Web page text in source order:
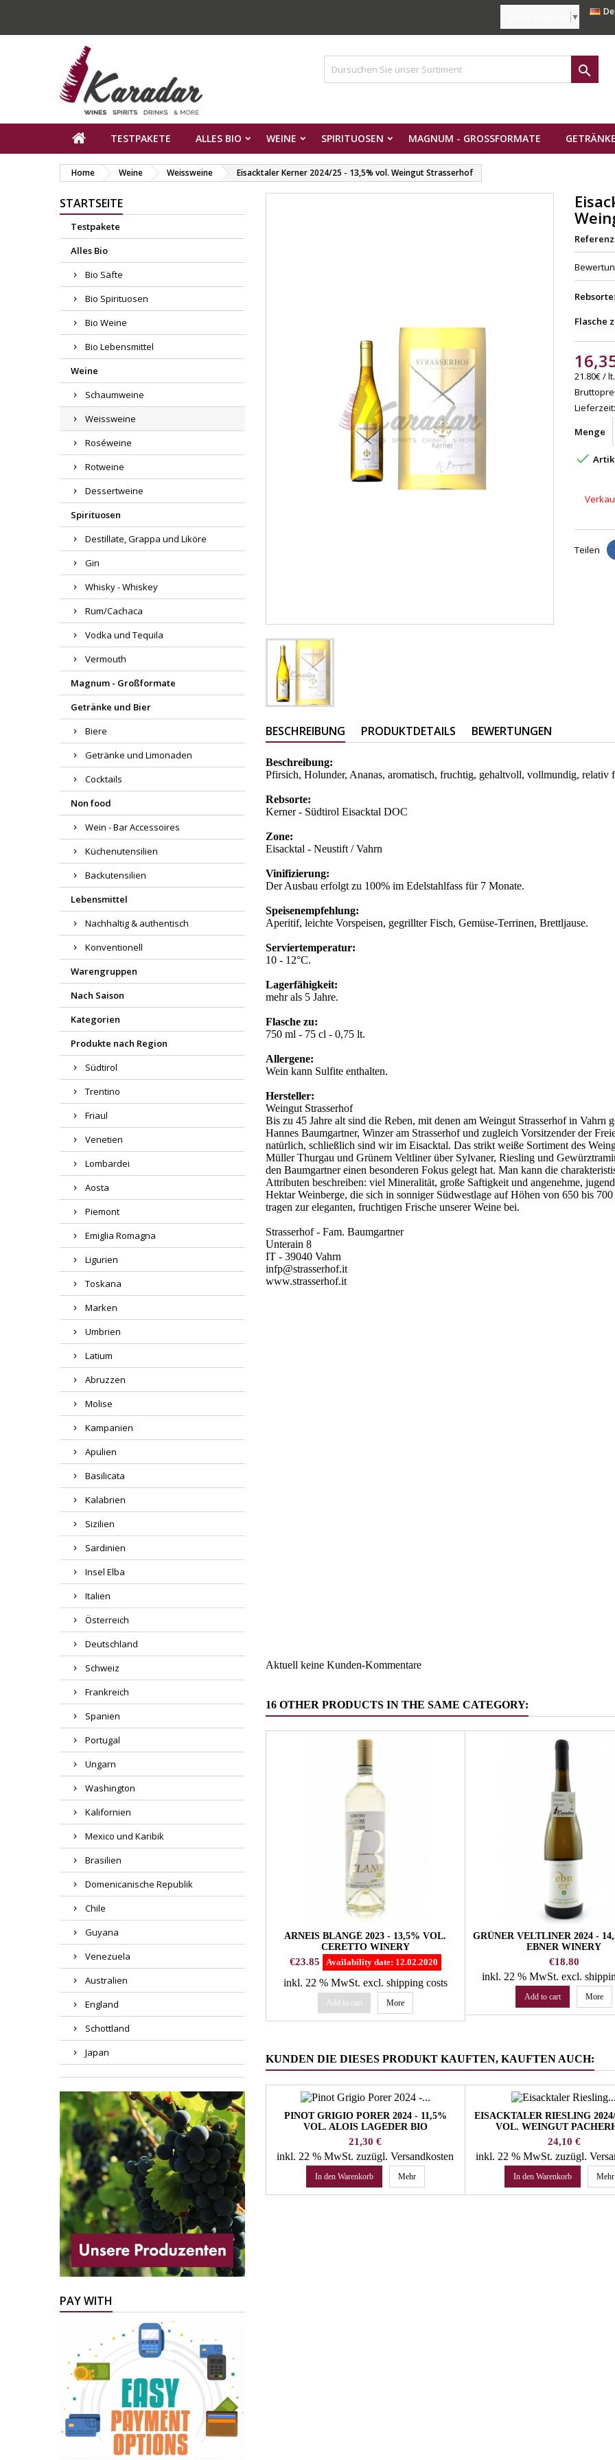
▼

TESTPAKETE ALLES BIO WEINE SPIRITUOSEN MAGNUM - GROSSFORMATE
Home Weine Weissweine Eisacktaler Kerner 2024/25 - 13,5% vol. Weingut Strasserhof
STARTSEITE
Testpakete
Alles Bio
Bio Säfte
Bio Spirituosen
Bio Weine
Bio Lebensmittel
Weine
Schaumweine
Weissweine
Roséweine
Rotweine
Dessertweine
Spirituosen
Destillate, Grappa und Liköre
Gin
Whisky - Whiskey
Rum/Cachaca
Vodka und Tequila
Vermouth
Magnum - Großformate
Getränke und Bier
Biere
Getränke und Limonaden
Cocktails
Non food
Wein - Bar Accessoires
Küchenutensilien
Backutensilien
Lebensmittel
Nachhaltig & authentisch
Konventionell
Warengruppen
Nach Saison
Kategorien
Produkte nach Region
Südtirol
Trentino
Friaul
Venetien
Lombardei
Aosta
Piemont
Emiglia Romagna
Ligurien
Toskana
Marken
Umbrien
Latium
Abruzzen
Molise
Kampanien
Apulien
Basilicata
Kalabrien
Sizilien
Sardinien
Insel Elba
Italien
Österreich
Deutschland
Schweiz
Frankreich
Spanien
Portugal
Ungarn
Washington
Kalifornien
Mexico und Karibik
Brasilien
Domenicanische Republik
Chile
Guyana
Venezuela
Australien
England
Schottland
Japan
PAY WITH
Referenz
Rebsorte:
Flasche
21.80€ / lt.
Menge

Teilen
BESCHREIBUNG PRODUKTDETAILS BEWERTUNGEN
Beschreibung:
Pfirsich, Holunder, Ananas, aromatisch, fruchtig, gehaltvoll, vollmundig, relativ
Rebsorte:
Kerner - Südtirol Eisacktal DOC
Zone:
Eisacktal - Neustift / Vahrn
Vinifizierung:
Der Ausbau erfolgt zu 100% im Edelstahlfass für 7 Monate.
Speisenempfehlung:
Aperitif, leichte Vorspeisen, gegrillter Fisch, Gemüse-Terrinen, Brettljause.
Serviertemperatur:
10 - 12°C.
Lagerfähigkeit:
mehr als 5 Jahre.
Flasche zu:
750 ml - 75 cl - 0,75 lt.
Allergene:
Wein kann Sulfite enthalten.
Hersteller:
Weingut Strasserhof
Bis zu 45 Jahre alt sind die Reben, mit denen am Weingut Strasserhof in Vahrn
Hannes Baumgartner, Winzer am Strasserhof und zugleich Vorsitzender der
natürlich, schließlich sind wir im Eisacktal. Das strikt weiße Sortiment des
Müller Thurgau und Grünem Veltliner über Sylvaner, Riesling und
den Baumgartner einen besonderen Fokus gelegt hat. Man kann die
Attributen beschreiben: viel Mineralität, große Saftigkeit und angenehme,
Hektar Weinberge, die sich in sonniger Südwestlage auf Höhen von 650 bis
tragen zur eleganten, fruchtigen Frische unserer Weine bei.
Strasserhof - Fam. Baumgartner
Unterain 8
IT - 39040 Vahrn
infp@strasserhof.it
www.strasserhof.it
Aktuell keine Kunden-Kommentare
16 OTHER PRODUCTS IN THE SAME CATEGORY:
ARNEIS BLANGÉ 2023 - 13,5% VOL.
CERETTO WINERY
Price
€23.85 Availability date: 12.02.2020
inkl. 22 % MwSt. excl. shipping costs
Add to cart More
GRÜNER VELTLINER 2024 -
EBNER WINERY
Price
€18.80
inkl. 22 % MwSt.excl.
Add to cart More
KUNDEN DIE DIESES PRODUKT KAUFTEN, KAUFTEN AUCH:
PINOT GRIGIO PORER 2024 - 11,5%
VOL. ALOIS LAGEDER BIO
Preis
21,30 €
inkl. 22 % MwSt.zuzügl. Versandkosten
In den Warenkorb Mehr
EISACKTALER RIESLING
VOL. WEINGUT
Preis
24,10 €
inkl. 22 % MwSt. zuzügl.
In den Warenkorb Mehr